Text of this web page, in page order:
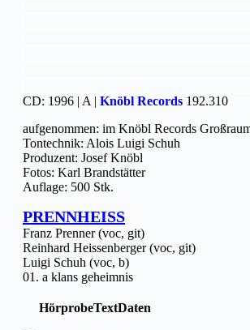
CD: 1996 | A | Knöbl Records 192.310
aufgenommen: im Knöbl Records
Tontechnik: Alois Luigi Schuh
Produzent: Josef Knöbl
Fotos: Karl Brandstätter
Auflage: 500 Stk.
PRENNHEISS
Franz Prenner (voc, git)
Reinhard Heissenberger (voc, git)
Luigi Schuh (voc, b)
01. a klans geheimnis
HörprobeTextDaten